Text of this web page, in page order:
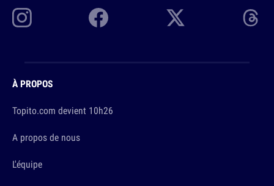
À PROPOS
Topito.com devient 10h26
A propos de nous
L'équipe